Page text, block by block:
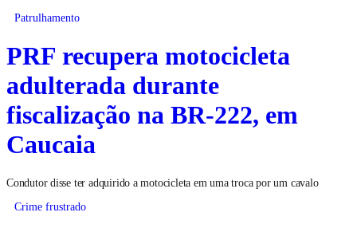
Patrulhamento
PRF recupera motocicleta
adulterada durante
fiscalização na BR-222, em
Caucaia
Condutor disse ter adquirido a motocicleta em uma troca por um cavalo
Crime frustrado